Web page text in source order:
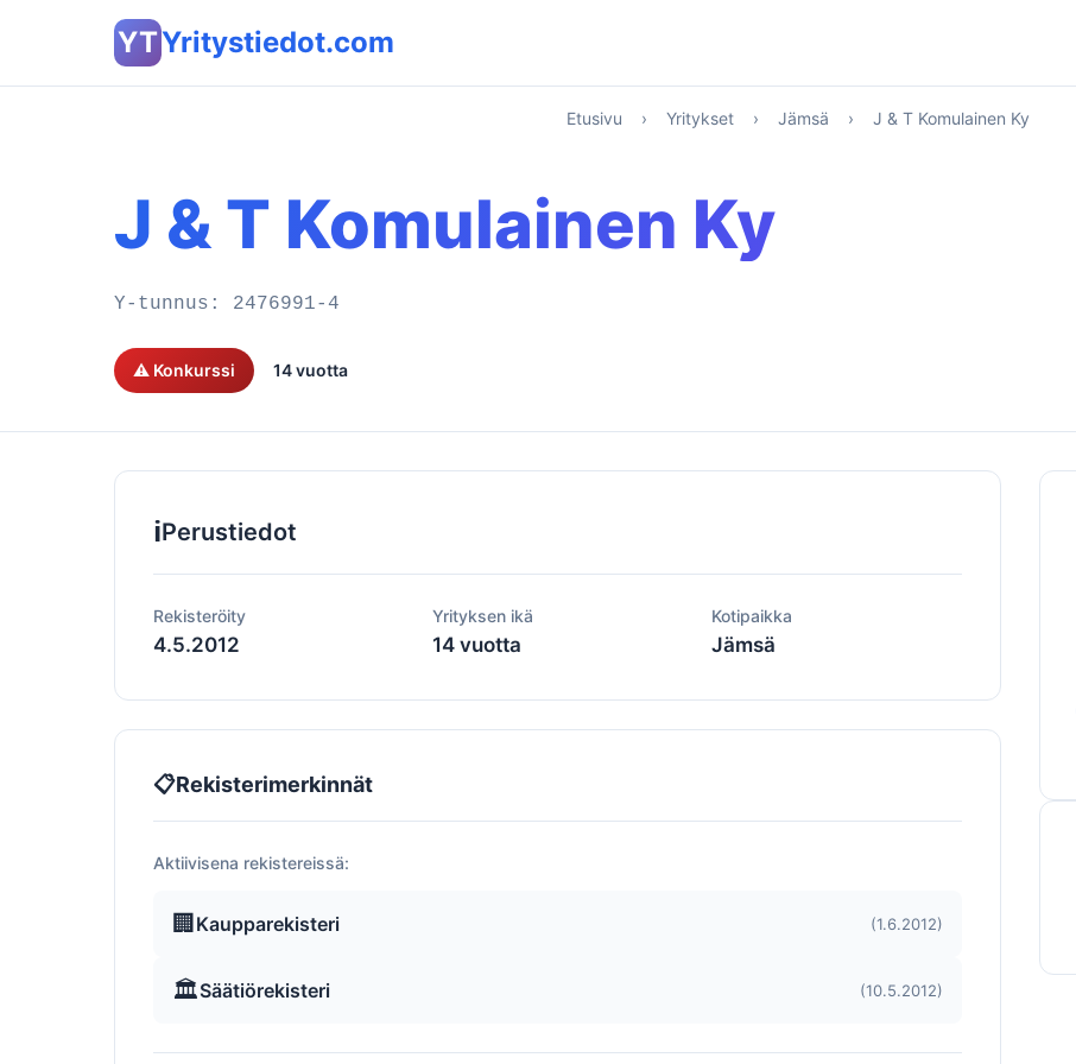
YTYritystiedot.com
Etusivu › Yritykset › Jämsä › J & T Komulainen Ky
J & T Komulainen Ky
Y-tunnus: 2476991-4
⚠️ Konkurssi 14 vuotta
ℹ️Perustiedot
Rekisteröity
4.5.2012
Yrityksen ikä
14 vuotta
Kotipaikka
Jämsä
📋Rekisterimerkinnät
Aktiivisena rekistereissä:
🏢 Kaupparekisteri (1.6.2012)
🏛️Säätiörekisteri (10.5.2012)